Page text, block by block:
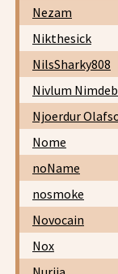
Nezam
Nikthesick
NilsSharky808
Nivlum
Njoerdur
Nome
noName
nosmoke
Novocain
Nox